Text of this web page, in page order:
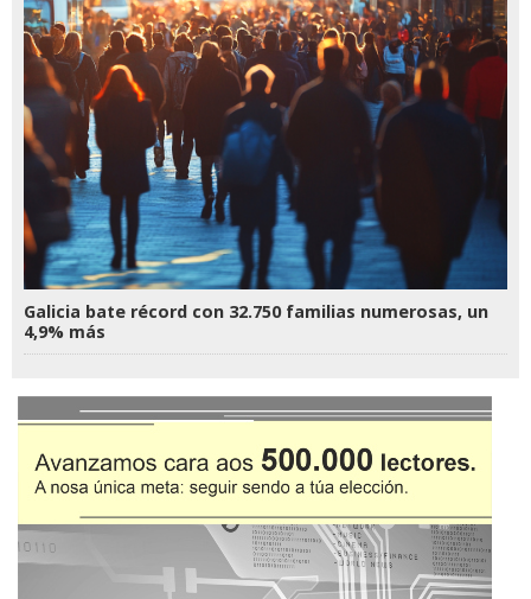
Galicia bate récord con 32.750 familias numerosas, un
4,9% más